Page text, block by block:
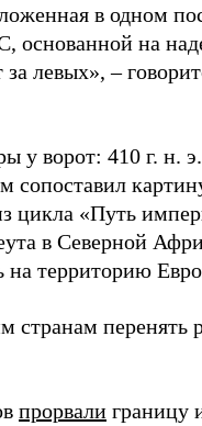
в одном
на
левых», –
у ворот: 410 г. н.
сопоставил
цикла «Путь
в Северной
на территорию
странам перенять
прорвали границу